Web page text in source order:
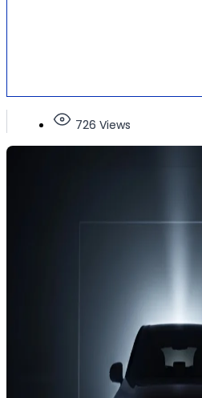
726 Views